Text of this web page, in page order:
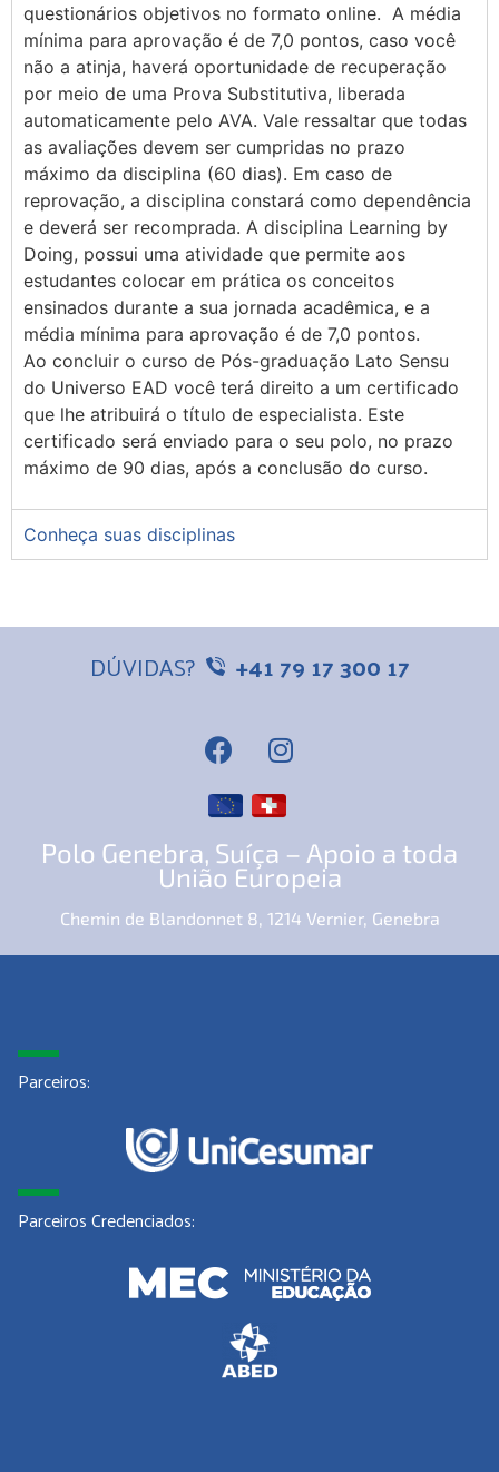
questionários objetivos no formato online. A média
mínima para aprovação é de 7,0 pontos, caso você
não a atinja, haverá oportunidade de recuperação
por meio de uma Prova Substitutiva, liberada
automaticamente pelo AVA. Vale ressaltar que todas
as avaliações devem ser cumpridas no prazo
máximo da disciplina (60 dias). Em caso de
reprovação, a disciplina constará como dependência
e deverá ser recomprada. A disciplina Learning by
Doing, possui uma atividade que permite aos
estudantes colocar em prática os conceitos
ensinados durante a sua jornada acadêmica, e a
média mínima para aprovação é de 7,0 pontos.
Ao concluir o curso de Pós-graduação Lato Sensu
do Universo EAD você terá direito a um certificado
que lhe atribuirá o título de especialista. Este
certificado será enviado para o seu polo, no prazo
máximo de 90 dias, após a conclusão do curso.
Conheça suas disciplinas
DÚVIDAS? +41 79 17 300 17
Polo Genebra, Suíça – Apoio a toda
União Europeia
Chemin de Blandonnet 8, 1214 Vernier, Genebra
Parceiros:
Parceiros Credenciados: